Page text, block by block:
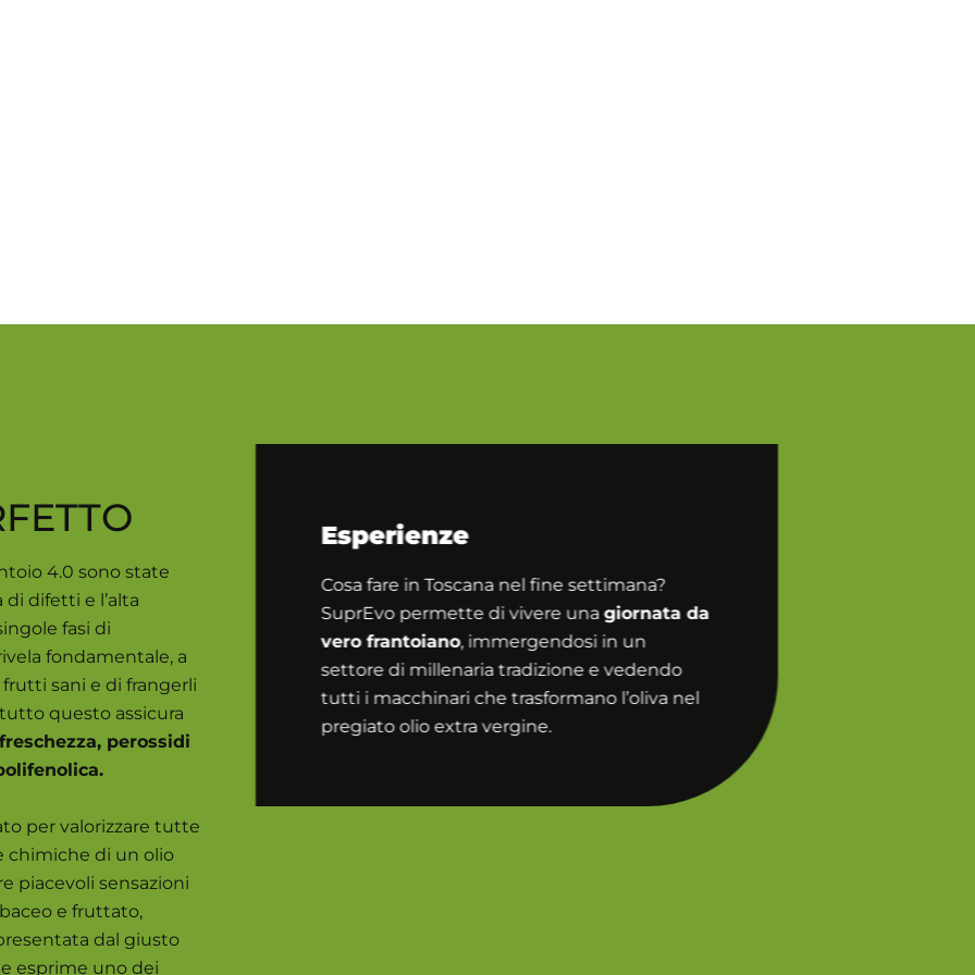
4.0 sono state
difetti e l’alta
fasi di
fondamentale, a
sani e di frangerli
questo assicura
perossidi
per valorizzare tutte
chimiche di un olio
piacevoli sensazioni
e fruttato,
dal giusto
esprime uno dei
Esperienze
Cosa fare in Toscana nel fine settimana?
SuprEvo permette di vivere unagiornata da
vero frantoiano, immergendosi in un
settore di millenaria tradizione e vedendo
tutti i macchinari che trasformano l’oliva nel
pregiato olio extra vergine.